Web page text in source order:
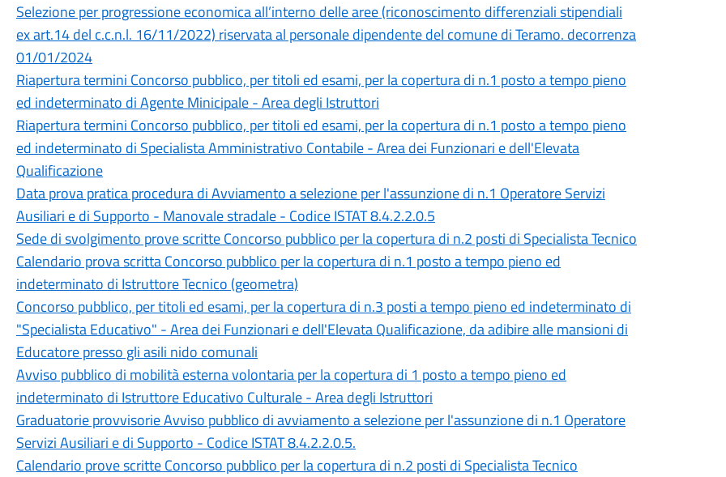
Selezione per progressione economica all’interno delle aree (riconoscimento differenziali stipendiali
ex art.14 del c.c.n.l. 16/11/2022) riservata al personale dipendente del comune di Teramo. decorrenza
01/01/2024
Riapertura termini Concorso pubblico, per titoli ed esami, per la copertura di n.1 posto a tempo pieno
ed indeterminato di Agente Minicipale - Area degli Istruttori
Riapertura termini Concorso pubblico, per titoli ed esami, per la copertura di n.1 posto a tempo pieno
ed indeterminato di Specialista Amministrativo Contabile - Area dei Funzionari e dell'Elevata
Qualificazione
Data prova pratica procedura di Avviamento a selezione per l'assunzione di n.1 Operatore Servizi
Ausiliari e di Supporto - Manovale stradale - Codice ISTAT 8.4.2.2.0.5
Sede di svolgimento prove scritte Concorso pubblico per la copertura di n.2 posti di Specialista Tecnico
Calendario prova scritta Concorso pubblico per la copertura di n.1 posto a tempo pieno ed
indeterminato di Istruttore Tecnico (geometra)
Concorso pubblico, per titoli ed esami, per la copertura di n.3 posti a tempo pieno ed indeterminato di
"Specialista Educativo" - Area dei Funzionari e dell'Elevata Qualificazione, da adibire alle mansioni di
Educatore presso gli asili nido comunali
Avviso pubblico di mobilità esterna volontaria per la copertura di 1 posto a tempo pieno ed
indeterminato di Istruttore Educativo Culturale - Area degli Istruttori
Graduatorie provvisorie Avviso pubblico di avviamento a selezione per l'assunzione di n.1 Operatore
Servizi Ausiliari e di Supporto - Codice ISTAT 8.4.2.2.0.5.
Calendario prove scritte Concorso pubblico per la copertura di n.2 posti di Specialista Tecnico